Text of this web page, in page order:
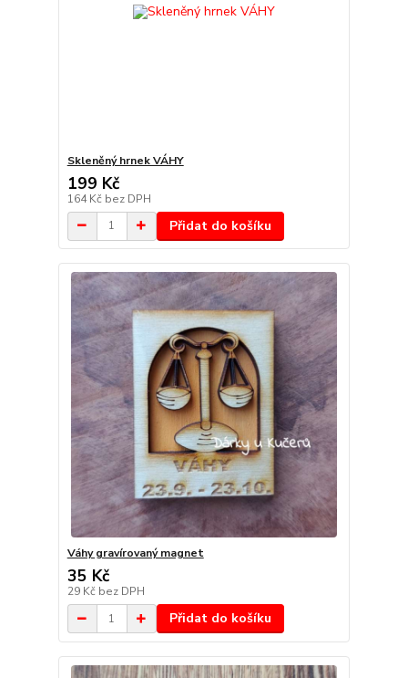
Skleněný hrnek VÁHY
199 Kč
164 Kč bez DPH
Přidat do košíku
Váhy gravírovaný magnet
35 Kč
29 Kč bez DPH
Přidat do košíku